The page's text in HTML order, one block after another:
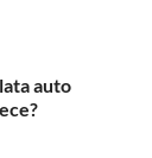
auto